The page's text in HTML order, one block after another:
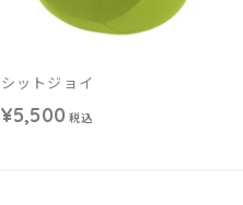
シットジョイ
¥5,500 税込